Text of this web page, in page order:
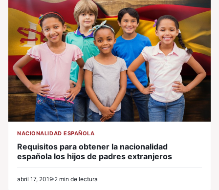
NACIONALIDAD ESPAÑOLA
Requisitos para obtener la nacionalidad
española los hijos de padres extranjeros
abril 17, 2019 2 min de lectura